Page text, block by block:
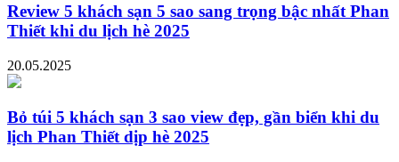
Review 5 khách sạn 5 sao sang trọng bậc nhất Phan
Thiết khi du lịch hè 2025
20.05.2025
Bỏ túi 5 khách sạn 3 sao view đẹp, gần biển khi du
lịch Phan Thiết dịp hè 2025